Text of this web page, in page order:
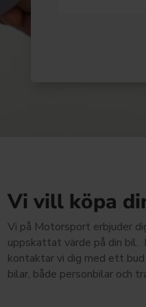
Vi vill köpa
Vi på Motorsport erbjuder
uppskattat värde på din bil.
kontaktar vi dig med ett
bilar, både personbilar och